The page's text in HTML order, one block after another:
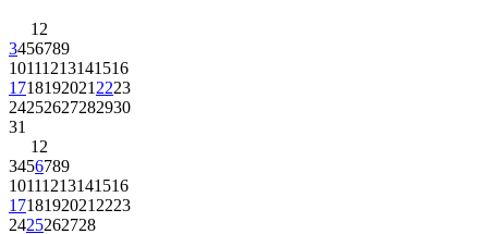
1 2
3456789
10111213141516
1718192021 2223
24252627282930
31
1 2
3456789
10111213141516
1718192021 2223
2425262728